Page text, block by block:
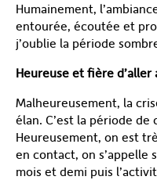
Humainement,
entourée, écoutée et
j’oublie la période
Heureuse et fière d’aller
Malheureusement, la
élan. C’est la période
Heureusement, on est
en contact, on s’appelle
mois et demi puis